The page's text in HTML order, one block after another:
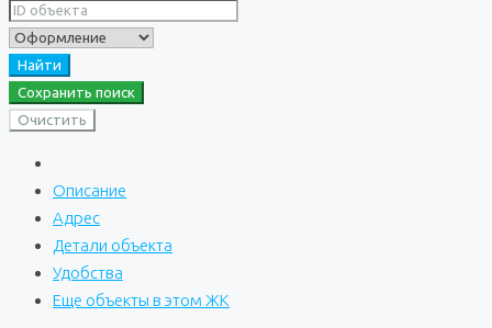
Найти
Сохранить поиск
Очистить
Описание
Адрес
Детали объекта
Удобства
Еще объекты в этом ЖК